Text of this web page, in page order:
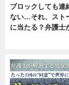
ブロックしても連
ない…それ、スト
に当たる？弁護